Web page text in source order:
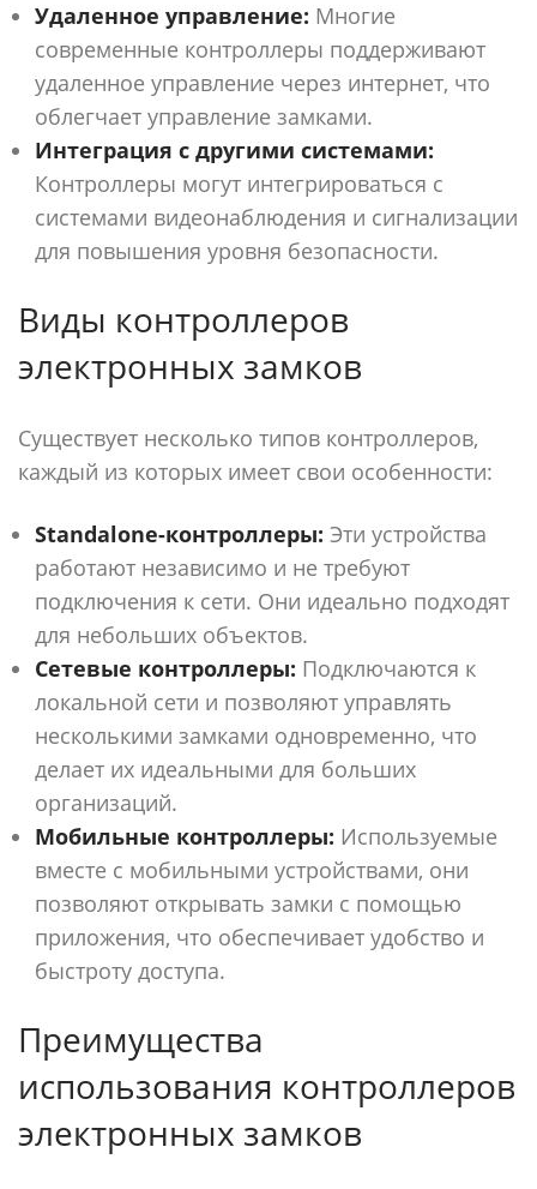
Удаленное управление: Многие
современные контроллеры поддерживают
удаленное управление через интернет, что
облегчает управление замками.
Интеграция с другими системами:
Контроллеры могут интегрироваться с
системами видеонаблюдения и сигнализации
для повышения уровня безопасности.
Виды контроллеров
электронных замков
Существует несколько типов контроллеров,
каждый из которых имеет свои особенности:
Standalone-контроллеры: Эти устройства
работают независимо и не требуют
подключения к сети. Они идеально подходят
для небольших объектов.
Сетевые контроллеры: Подключаются к
локальной сети и позволяют управлять
несколькими замками одновременно, что
делает их идеальными для больших
организаций.
Мобильные контроллеры: Используемые
вместе с мобильными устройствами, они
позволяют открывать замки с помощью
приложения, что обеспечивает удобство и
быстроту доступа.
Преимущества
использования контроллеров
электронных замков